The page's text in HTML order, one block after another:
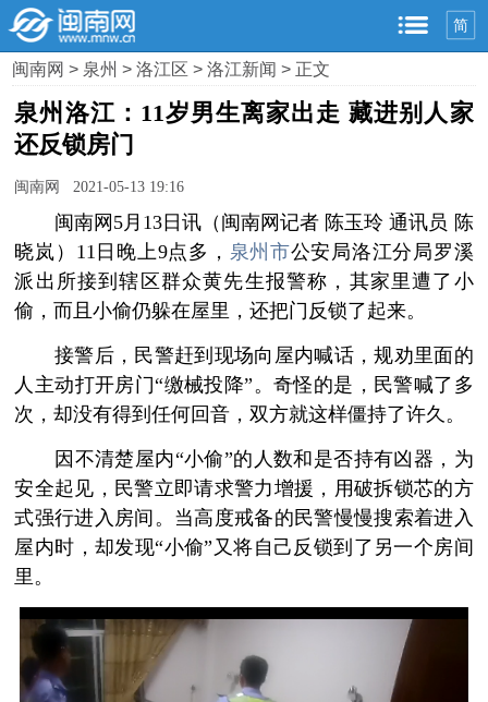
简
闽南网> 泉州>洛江区>洛江新闻> 正文
泉州洛江：11岁男生离家出走 藏进别人家
还反锁房门
闽南网 2021-05-13 19:16
闽南网5月13日讯（闽南网记者 陈玉玲 通讯员 陈
晓岚）11日晚上9点多， 泉州市公安局洛江分局罗溪
派出所接到辖区群众黄先生报警称，其家里遭了小
偷，而且小偷仍躲在屋里，还把门反锁了起来。
接警后，民警赶到现场向屋内喊话，规劝里面的
人主动打开房门“缴械投降”。奇怪的是，民警喊了多
次，却没有得到任何回音，双方就这样僵持了许久。
因不清楚屋内“小偷”的人数和是否持有凶器，为
安全起见，民警立即请求警力增援，用破拆锁芯的方
式强行进入房间。当高度戒备的民警慢慢搜索着进入
屋内时，却发现“小偷”又将自己反锁到了另一个房间
里。